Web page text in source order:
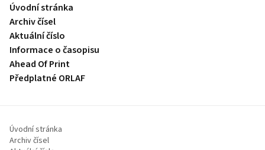
Úvodní stránka
Archiv čísel
Aktuální číslo
Informace o časopisu
Ahead Of Print
Předplatné ORLAF
Úvodní stránka
Archiv čísel